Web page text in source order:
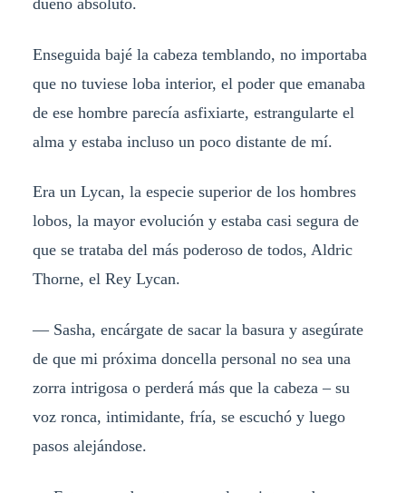
Enseguida bajé la cabeza temblando, no importaba
que no tuviese loba interior, el poder que emanaba
de ese hombre parecía asfixiarte, estrangularte el
alma y estaba incluso un poco distante de mí.
Era un Lycan, la especie superior de los hombres
lobos, la mayor evolución y estaba casi segura de
que se trataba del más poderoso de todos, Aldric
Thorne, el Rey Lycan.
— Sasha, encárgate de sacar la basura y asegúrate
de que mi próxima doncella personal no sea una
zorra intrigosa o perderá más que la cabeza – su
voz ronca, intimidante, fría, se escuchó y luego
pasos alejándose.